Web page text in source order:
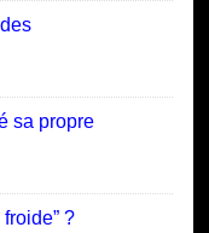
sa propre
?